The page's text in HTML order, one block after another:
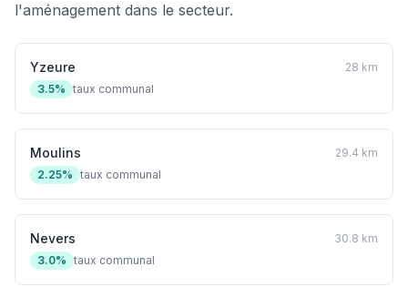
l'aménagement dans le secteur.
Yzeure
28 km
3.5% taux communal
Moulins
29.4 km
2.25% taux communal
Nevers
30.8 km
3.0% taux communal